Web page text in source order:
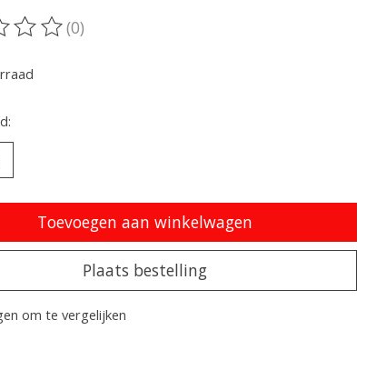
van dit product is
(0)
Toevoegen aan winkelwagen
Plaats bestelling
om te vergelijken